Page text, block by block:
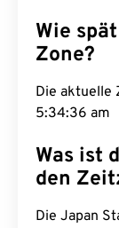
Wie
Zone?
Die aktuelle
5:34:37 am
Was ist
den
Die Japan